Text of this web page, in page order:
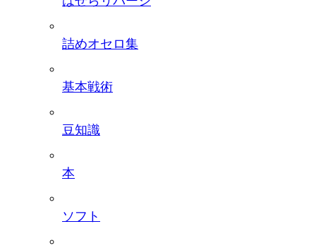
詰めオセロ集
基本戦術
豆知識
本
ソフト